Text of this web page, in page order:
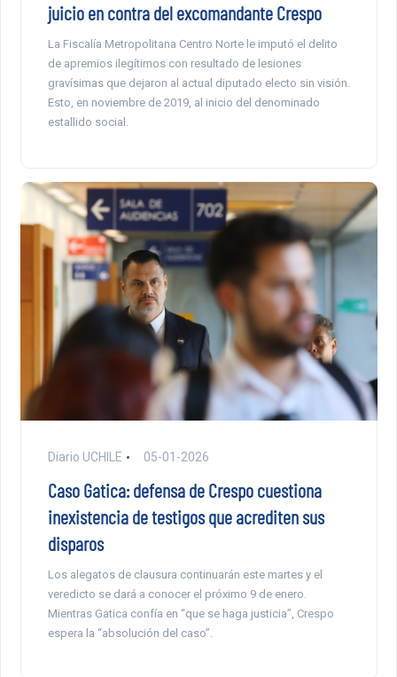
juicio en contra del excomandante Crespo
La Fiscalía Metropolitana Centro Norte le imputó el delito
de apremios ilegítimos con resultado de lesiones
gravísimas que dejaron al actual diputado electo sin visión.
Esto, en noviembre de 2019, al inicio del denominado
estallido social.
Diario UCHILE 05-01-2026
Caso Gatica: defensa de Crespo cuestiona
inexistencia de testigos que acrediten sus
disparos
Los alegatos de clausura continuarán este martes y el
veredicto se dará a conocer el próximo 9 de enero.
Mientras Gatica confía en “que se haga justicia”, Crespo
espera la “absolución del caso”.